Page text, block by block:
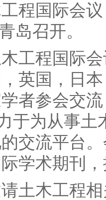
程国际会
岛召开。
工程国际
英国，日
者参会交
于为从事土
交流平台
学术期刊
土木工程